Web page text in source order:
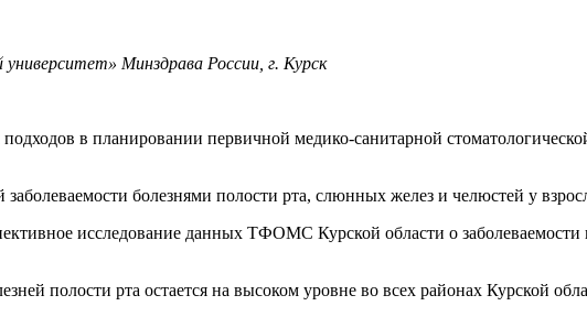
Минздрава России, г. Курск
в планировании первичной медико-санитарной
болезнями полости рта, слюнных желез и челюстей у
исследование данных ТФОМС Курской области о
полости рта остается на высоком уровне во всех районах Курской